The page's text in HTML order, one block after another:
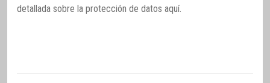
detallada sobre la protección de datos aquí.